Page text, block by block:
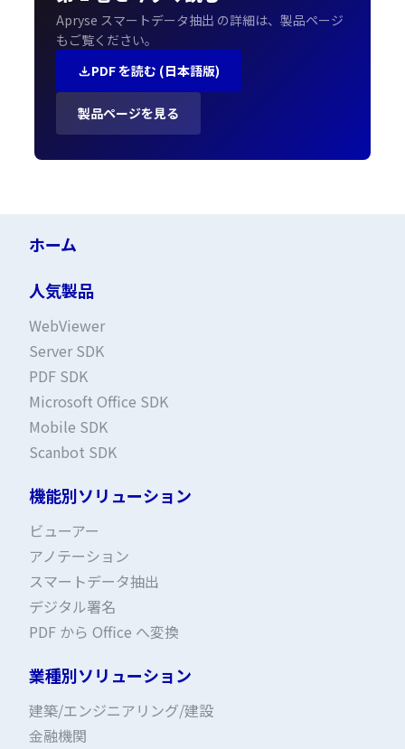
Apryse スマートデータ抽出 の詳細は、製品ページ
もご覧ください。
PDF を読む (日本語版)
製品ページを見る
ホーム
人気製品
WebViewer
Server SDK
PDF SDK
Microsoft Office SDK
Mobile SDK
Scanbot SDK
機能別ソリューション
ビューアー
アノテーション
スマートデータ抽出
デジタル署名
PDF から Office へ変換
業種別ソリューション
建築/エンジニアリング/建設
金融機関